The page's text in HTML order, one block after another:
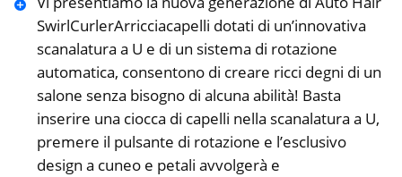
SwirlCurlerArricciacapelli dotati di un’innovativa
scanalatura a U e di un sistema di rotazione
automatica, consentono di creare ricci degni di un
salone senza bisogno di alcuna abilità! Basta
inserire una ciocca di capelli nella scanalatura a U,
premere il pulsante di rotazione e l’esclusivo
design a cuneo e petali avvolgerà e